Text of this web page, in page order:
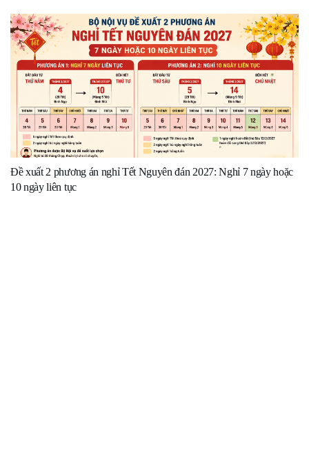
Đề xuất 2 phương án nghỉ Tết Nguyên đán 2027: Nghỉ 7 ngày hoặc
10 ngày liên tục